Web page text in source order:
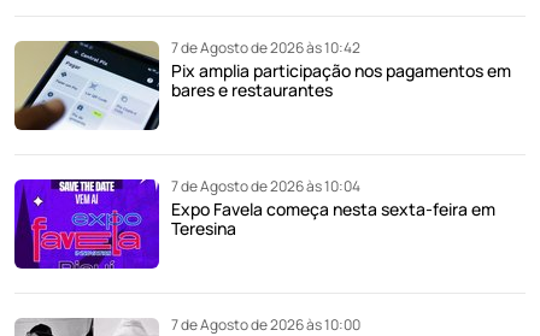
7 de Agosto de 2026 às 10:42
Pix amplia participação nos pagamentos em
bares e restaurantes
7 de Agosto de 2026 às 10:04
Expo Favela começa nesta sexta-feira em
Teresina
7 de Agosto de 2026 às 10:00